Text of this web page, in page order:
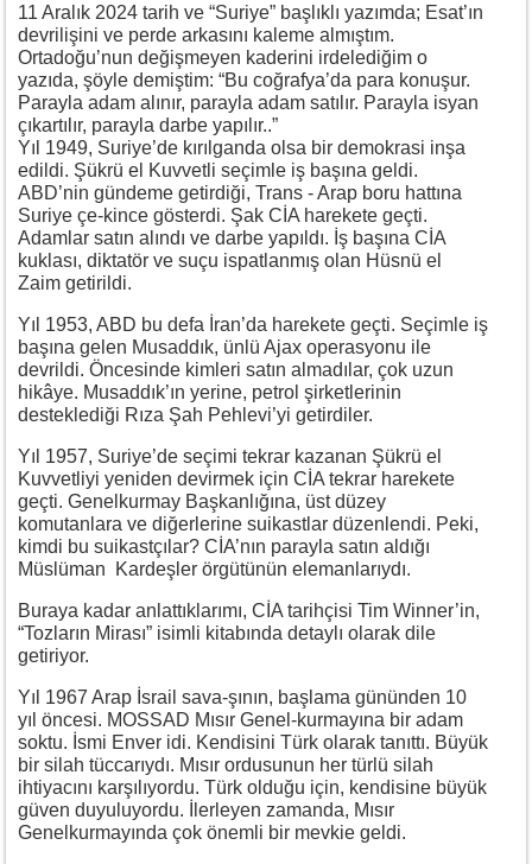
11 Aralık 2024 tarih ve “Suriye” başlıklı yazımda; Esat’ın
devrilişini ve perde arkasını kaleme almıştım.
Ortadoğu’nun değişmeyen kaderini irdelediğim o
yazıda, şöyle demiştim: “Bu coğrafya’da para konuşur.
Parayla adam alınır, parayla adam satılır. Parayla isyan
çıkartılır, parayla darbe yapılır..”
Yıl 1949, Suriye’de kırılganda olsa bir demokrasi inşa
edildi. Şükrü el Kuvvetli seçimle iş başına geldi.
ABD’nin gündeme getirdiği, Trans - Arap boru hattına
Suriye çe-kince gösterdi. Şak CİA harekete geçti.
Adamlar satın alındı ve darbe yapıldı. İş başına CİA
kuklası, diktatör ve suçu ispatlanmış olan Hüsnü el
Zaim getirildi.
Yıl 1953, ABD bu defa İran’da harekete geçti. Seçimle iş
başına gelen Musaddık, ünlü Ajax operasyonu ile
devrildi. Öncesinde kimleri satın almadılar, çok uzun
hikâye. Musaddık’ın yerine, petrol şirketlerinin
desteklediği Rıza Şah Pehlevi’yi getirdiler.
Yıl 1957, Suriye’de seçimi tekrar kazanan Şükrü el
Kuvvetliyi yeniden devirmek için CİA tekrar harekete
geçti. Genelkurmay Başkanlığına, üst düzey
komutanlara ve diğerlerine suikastlar düzenlendi. Peki,
kimdi bu suikastçılar? CİA’nın parayla satın aldığı
Müslüman Kardeşler örgütünün elemanlarıydı.
Buraya kadar anlattıklarımı, CİA tarihçisi Tim Winner’in,
“Tozların Mirası” isimli kitabında detaylı olarak dile
getiriyor.
Yıl 1967 Arap İsrail sava-şının, başlama gününden 10
yıl öncesi. MOSSAD Mısır Genel-kurmayına bir adam
soktu. İsmi Enver idi. Kendisini Türk olarak tanıttı. Büyük
bir silah tüccarıydı. Mısır ordusunun her türlü silah
ihtiyacını karşılıyordu. Türk olduğu için, kendisine büyük
güven duyuluyordu. İlerleyen zamanda, Mısır
Genelkurmayında çok önemli bir mevkie geldi.